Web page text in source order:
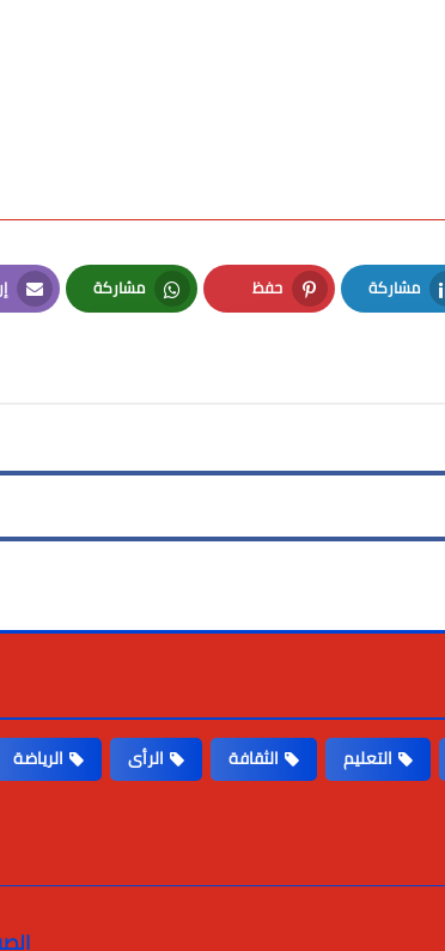
مشاركة
LinkedIn
حفظ
Pinterest
مشاركة
Whatsapp
التعليم الثقافة الرأى الرياضة